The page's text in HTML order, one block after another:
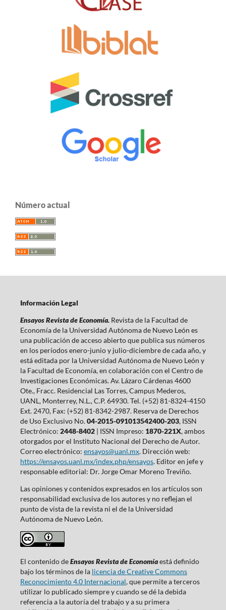
Número actual
Información Legal
Ensayos Revista de Economía. Revista de la Facultad de
Economía de la Universidad Autónoma de Nuevo León es
una publicación de acceso abierto que publica sus números
en los períodos enero-junio y julio-diciembre de cada año, y
está editada por la Universidad Autónoma de Nuevo León y
la Facultad de Economía, en colaboración con el Centro de
Investigaciones Económicas. Av. Lázaro Cárdenas 4600
Ote., Fracc. Residencial Las Torres, Campus Mederos,
UANL, Monterrey, N.L., C.P. 64930. Tel. (+52) 81-8324-4150
Ext. 2470, Fax: (+52) 81-8342-2987. Reserva de Derechos
de Uso Exclusivo No.04-2015-091013542400-203, ISSN
Electrónico: 2448-8402| ISSN Impreso: 1870-221X, ambos
otorgados por el Instituto Nacional del Derecho de Autor.
Correo electrónico: ensayos@uanl.mx. Dirección web:
https://ensayos.uanl.mx/index.php/ensayos. Editor en jefe y
responsable editorial: Dr. Jorge Omar Moreno Treviño.
Las opiniones y contenidos expresados en los artículos son
responsabilidad exclusiva de los autores y no reflejan el
punto de vista de la revista ni el de la Universidad
Autónoma de Nuevo León.
El contenido deEnsayos Revista de Economíaestá definido
bajo los términos de la licencia de Creative Commons
Reconocimiento 4.0 Internacional, que permite a terceros
utilizar lo publicado siempre y cuando se dé la debida
referencia a la autoría del trabajo y a su primera